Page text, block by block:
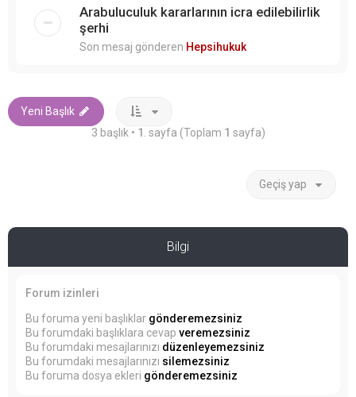
Arabuluculuk kararlarının icra edilebilirlik
şerhi
Son mesaj gönderen Hepsihukuk
Yeni Başlık
3 başlık • 1 . sayfa (Toplam 1 sayfa)
Geçiş yap
Bilgi
Forum izinleri
Bu foruma yeni başlıklar gönderemezsiniz
Bu forumdaki başlıklara cevap veremezsiniz
Bu forumdaki mesajlarınızı düzenleyemezsiniz
Bu forumdaki mesajlarınızı silemezsiniz
Bu foruma dosya ekleri gönderemezsiniz